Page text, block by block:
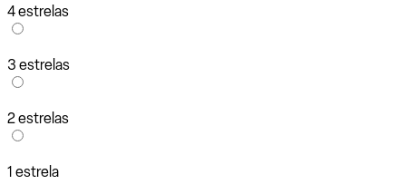
4 estrelas
3 estrelas
2 estrelas
1 estrela